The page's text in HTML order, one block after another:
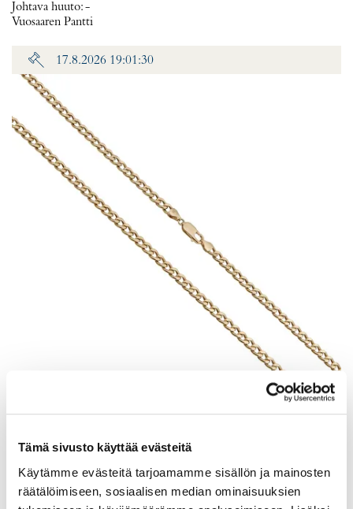
Tämä sivusto käyttää evästeitä
Käytämme evästeitä tarjoamamme sisällön ja mainosten
räätälöimiseen, sosiaalisen median ominaisuuksien
Johtava huuto:-
Vuosaaren Pantti
17.8.2026 19:01:30
Panssarikaulaketju, pituus 55cm, leveys 5mm, 585, Paino: 14 g
Tarjous: 770 € (1)
Vuosaaren Pantti